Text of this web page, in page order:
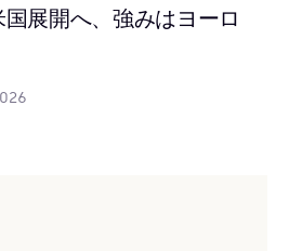
展開へ、強みはヨーロ